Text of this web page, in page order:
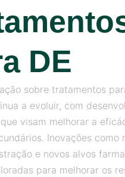
DE
sobre tratamentos
a evoluir, com
visam melhorar a
Inovações como
e novos alvos
para melhorar os